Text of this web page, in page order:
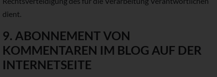
dient.
9. ABONNEMENT VON
KOMMENTAREN IM BLOG AUF DER
INTERNETSEITE